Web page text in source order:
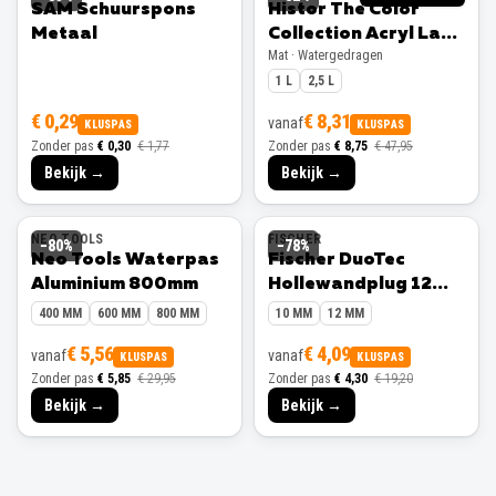
SAM Schuurspons
Metaal
€ 0,29 KLUSPAS
Zonder pas € 0,30 € 1,77
Bekijk →
Histor The Color
Collection Acryl Lak
Mat
Mat · Watergedragen
1 L
2,5 L
vanaf€ 8,31 KLUSPAS
Zonder pas € 8,75 € 47,95
Bekijk →
−80%
NEO TOOLS
Neo Tools Waterpas
Aluminium 800mm
400 MM 600 MM 800 MM
vanaf€ 5,56 KLUSPAS
Zonder pas € 5,85 € 29,95
Bekijk →
−78%
FISCHER
Fischer DuoTec
Hollewandplug 12
mm 10 stuks
10 MM 12 MM
vanaf€ 4,09 KLUSPAS
Zonder pas € 4,30 € 19,20
Bekijk →